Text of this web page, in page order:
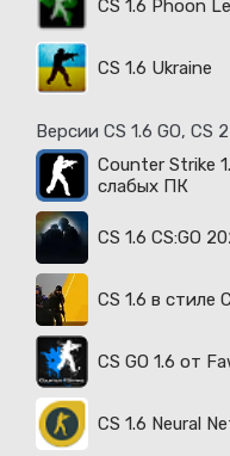
CS 1.6 Phoon
CS 1.6 Ukraine
Версии CS 1.6 GO, CS 2
Counter Strike
слабых ПК
CS 1.6 CS:GO
CS 1.6 в стиле
CS GO 1.6 от
CS 1.6 Neural